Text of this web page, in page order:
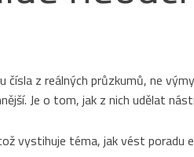
z reálných průzkumů, ne
Je o tom, jak z nich udělat